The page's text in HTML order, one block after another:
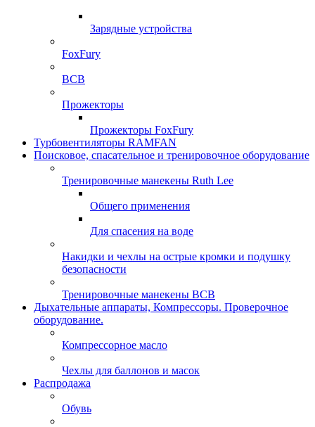
Зарядные устройства
FoxFury
ВСВ
Прожекторы
Прожекторы FoxFury
Турбовентиляторы RAMFAN
Поисковое, спасательное и тренировочное оборудование
Тренировочные манекены Ruth Lee
Общего применения
Для спасения на воде
Накидки и чехлы на острые кромки и подушку
безопасности
Тренировочные манекены ВСВ
Дыхательные аппараты, Компрессоры. Проверочное
оборудование.
Компрессорное масло
Чехлы для баллонов и масок
Распродажа
Обувь